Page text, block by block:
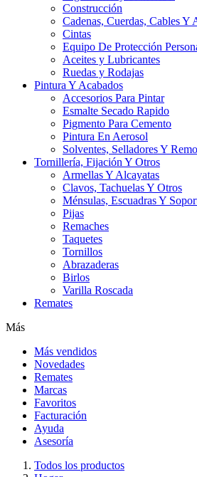
Construcción
Cadenas, Cuerdas, Cables Y
Cintas
Equipo De Protección
Aceites y Lubricantes
Ruedas y Rodajas
Pintura Y Acabados
Accesorios Para Pintar
Esmalte Secado Rapido
Pigmento Para Cemento
Pintura En Aerosol
Solventes, Selladores Y
Tornillería, Fijación Y Otros
Armellas Y Alcayatas
Clavos, Tachuelas Y Otros
Ménsulas, Escuadras Y
Pijas
Remaches
Taquetes
Tornillos
Abrazaderas
Birlos
Varilla Roscada
Remates
Más
Más vendidos
Novedades
Remates
Marcas
Favoritos
Facturación
Ayuda
Asesoría
Todos los productos